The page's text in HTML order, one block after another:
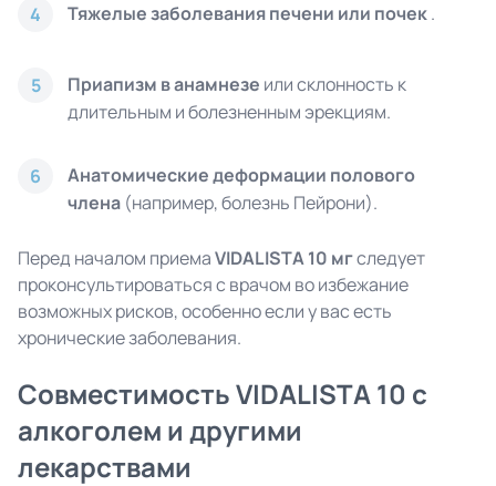
4 Тяжелые заболевания печени или почек.
5 Приапизм в анамнезе или склонность к
длительным и болезненным эрекциям.
6
Анатомические деформации полового
члена (например, болезнь Пейрони).
Перед началом приемаVIDALISTA 10 мгследует
проконсультироваться с врачом во избежание
возможных рисков, особенно если у вас есть
хронические заболевания.
Совместимость VIDALISTA 10 с
алкоголем и другими
лекарствами